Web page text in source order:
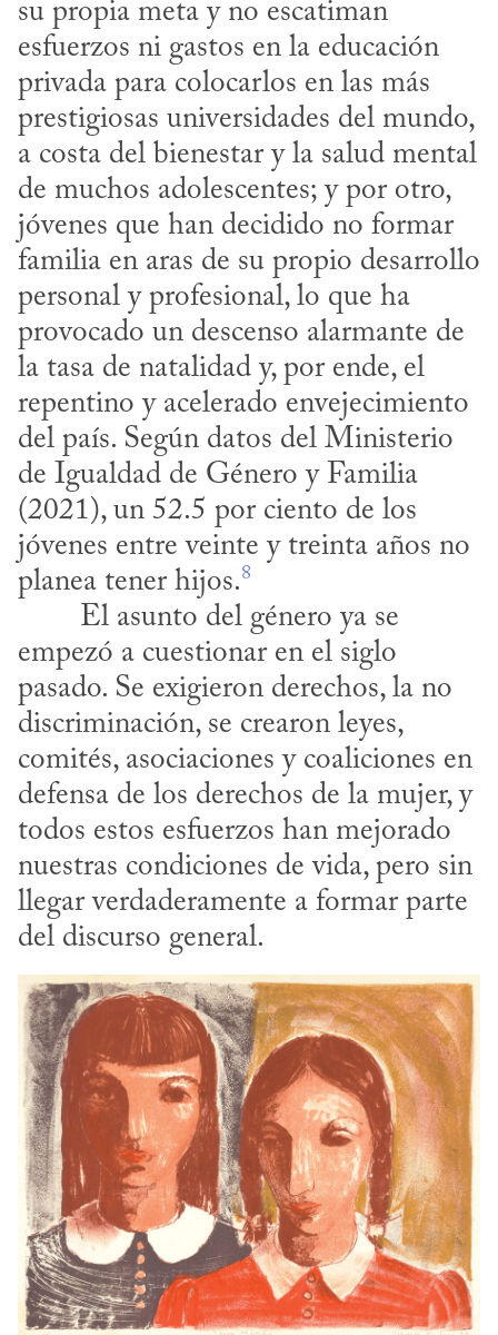
su propia meta y no escatiman
esfuerzos ni gastos en la educación
privada para colocarlos en las más
prestigiosas universidades del mundo,
a costa del bie­nestar y la salud mental
de muchos adolescentes; y por otro,
jóvenes que han decidido no formar
familia en aras de su propio desarrollo
personal y profesional, lo que ha
provocado un descenso alarmante de
la tasa de natalidad y, por ende, el
repentino y acelerado envejecimiento
del país. Según datos del Ministerio
de Igualdad de Género y Familia
(2021), un 52.5 por ciento de los
jóvenes entre veinte y treinta años no
planea tener hijos.8
empezó a cuestionar en el siglo
pasado. Se exigieron derechos, la no
discriminación, se crearon leyes,
comités, asociaciones y coaliciones en
defensa de los derechos de la mujer, y
todos estos esfuerzos han mejorado
nuestras condiciones de vida, pero sin
llegar verdaderamente a formar parte
del discurso general.